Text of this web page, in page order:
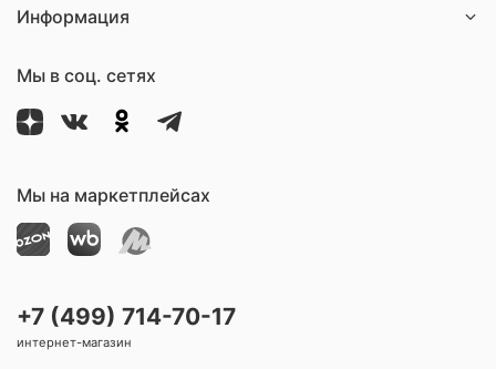
Информация
Мы в соц. сетях
Мы на маркетплейсах
+7 (499) 714-70-17
интернет-магазин